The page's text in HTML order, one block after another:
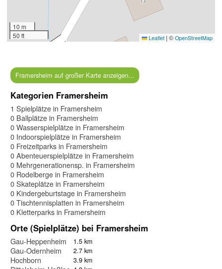
10 m
50 ft
Leaflet | © OpenStreetMap
Framersheim auf großer Karte anzeigen...
Kategorien Framersheim
1 Spielplätze in Framersheim
0 Ballplätze in Framersheim
0 Wasserspielplätze in Framersheim
0 Indoorspielplätze in Framersheim
0 Freizeitparks in Framersheim
0 Abenteuerspielplätze in Framersheim
0 Mehrgenerationensp. in Framersheim
0 Rodelberge in Framersheim
0 Skateplätze in Framersheim
0 Kindergeburtstage in Framersheim
0 Tischtennisplatten in Framersheim
0 Kletterparks in Framersheim
Orte (Spielplätze) bei Framersheim
Gau-Heppenheim 1.5 km
Gau-Odernheim 2.7 km
Hochborn 3.9 km